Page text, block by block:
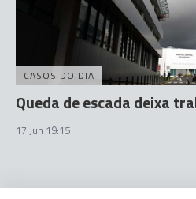
CASOS DO DIA
Queda de escada deixa
17 Jun 19:15